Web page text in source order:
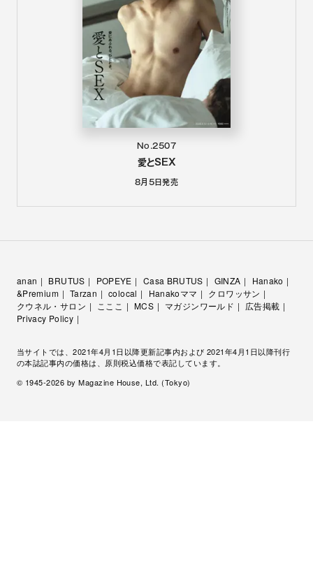
No.2507
愛とSEX
8月5日発売
anan BRUTUS POPEYE Casa BRUTUS GINZA
Hanako
&Premium
Tarzan colocal Hanakoママ
クロワッサン
クウネル・サロン
こここ MCS マガジンワールド
広告掲載
Privacy Policy
当サイトでは、2021年4月1日以降更新記事内および 2021年4月1日以降刊行
の本誌記事内の価格は、原則税込価格で表記しています。
© 1945-2026 by Magazine House, Ltd. (Tokyo)